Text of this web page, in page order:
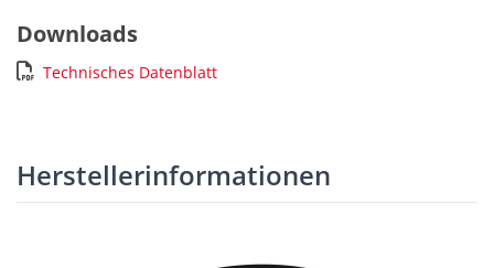
Downloads
Technisches Datenblatt
Herstellerinformationen